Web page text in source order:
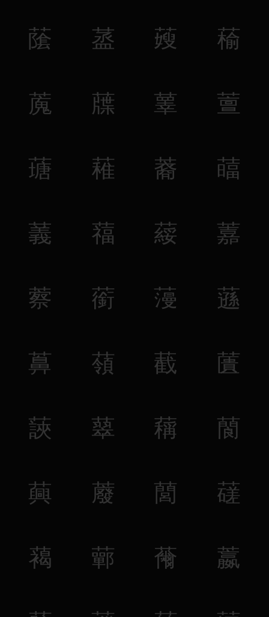
䕃 䕄 䕅 䕆
䕇 䕈 䕉 䕊
䕋 䕌 䕍 䕎
䕏 䕐 䕑 䕒
䕓 䕔 䕕 䕖
䕗 䕘 䕙 䕚
䕛 䕜 䕝 䕞
䕟 䕠 䕡 䕢
䕣 䕤 䕥 䕦